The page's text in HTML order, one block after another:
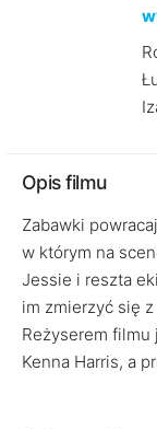
Opis filmu
Zabawki
w którym na
Jessie i reszta
im zmierzyć się
Reżyserem filmu
Kenna Harris, a